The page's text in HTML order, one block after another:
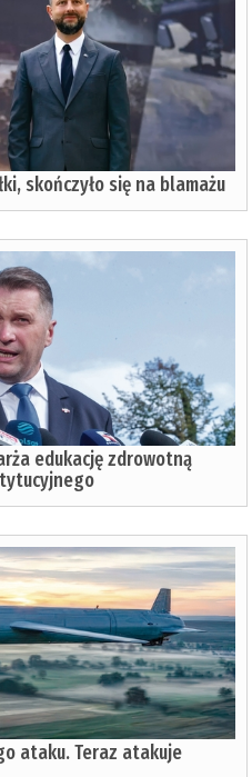
skończyło się na blamażu
edukację zdrowotną
ataku. Teraz atakuje